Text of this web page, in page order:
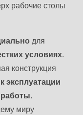
рабочие столы
для
условиях.
конструкция
эксплуатации
миру